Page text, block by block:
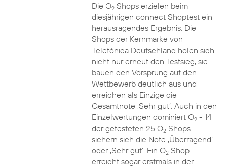
Die O2Shops erzielen beim
diesjährigen connect Shoptest ein
herausragendes Ergebnis. Die
Shops der Kernmarke von
Telefónica Deutschland holen sich
nicht nur erneut den Testsieg, sie
bauen den Vorsprung auf den
Wettbewerb deutlich aus und
erreichen als Einzige die
Gesamtnote ‚Sehr gut‘. Auch in den
Einzelwertungen dominiert O2- 14
der getesteten 25 O2Shops
sichern sich die Note ‚Überragend‘
oder ‚Sehr gut‘. Ein O2Shop
erreicht sogar erstmals in der